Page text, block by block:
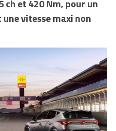
ch et 420 Nm, pour un
vitesse maxi non